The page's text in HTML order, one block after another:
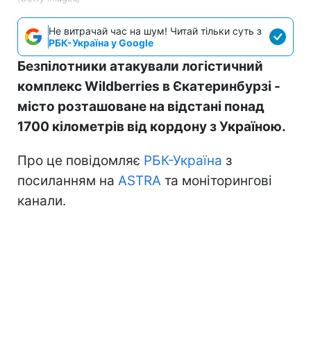
Не витрачай час на шум! Читай тільки суть з
РБК-Україна у Google
Безпілотники атакували логістичний
комплекс Wildberries в Єкатеринбурзі -
місто розташоване на відстані понад
1700 кілометрів від кордону з Україною.
Про це повідомляє РБК-Україна з
посиланням на ASTRA та моніторингові
канали.